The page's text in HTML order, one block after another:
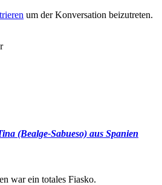
um der Konversation beizutreten.
(Bealge-Sabueso) aus Spanien
war ein totales Fiasko.